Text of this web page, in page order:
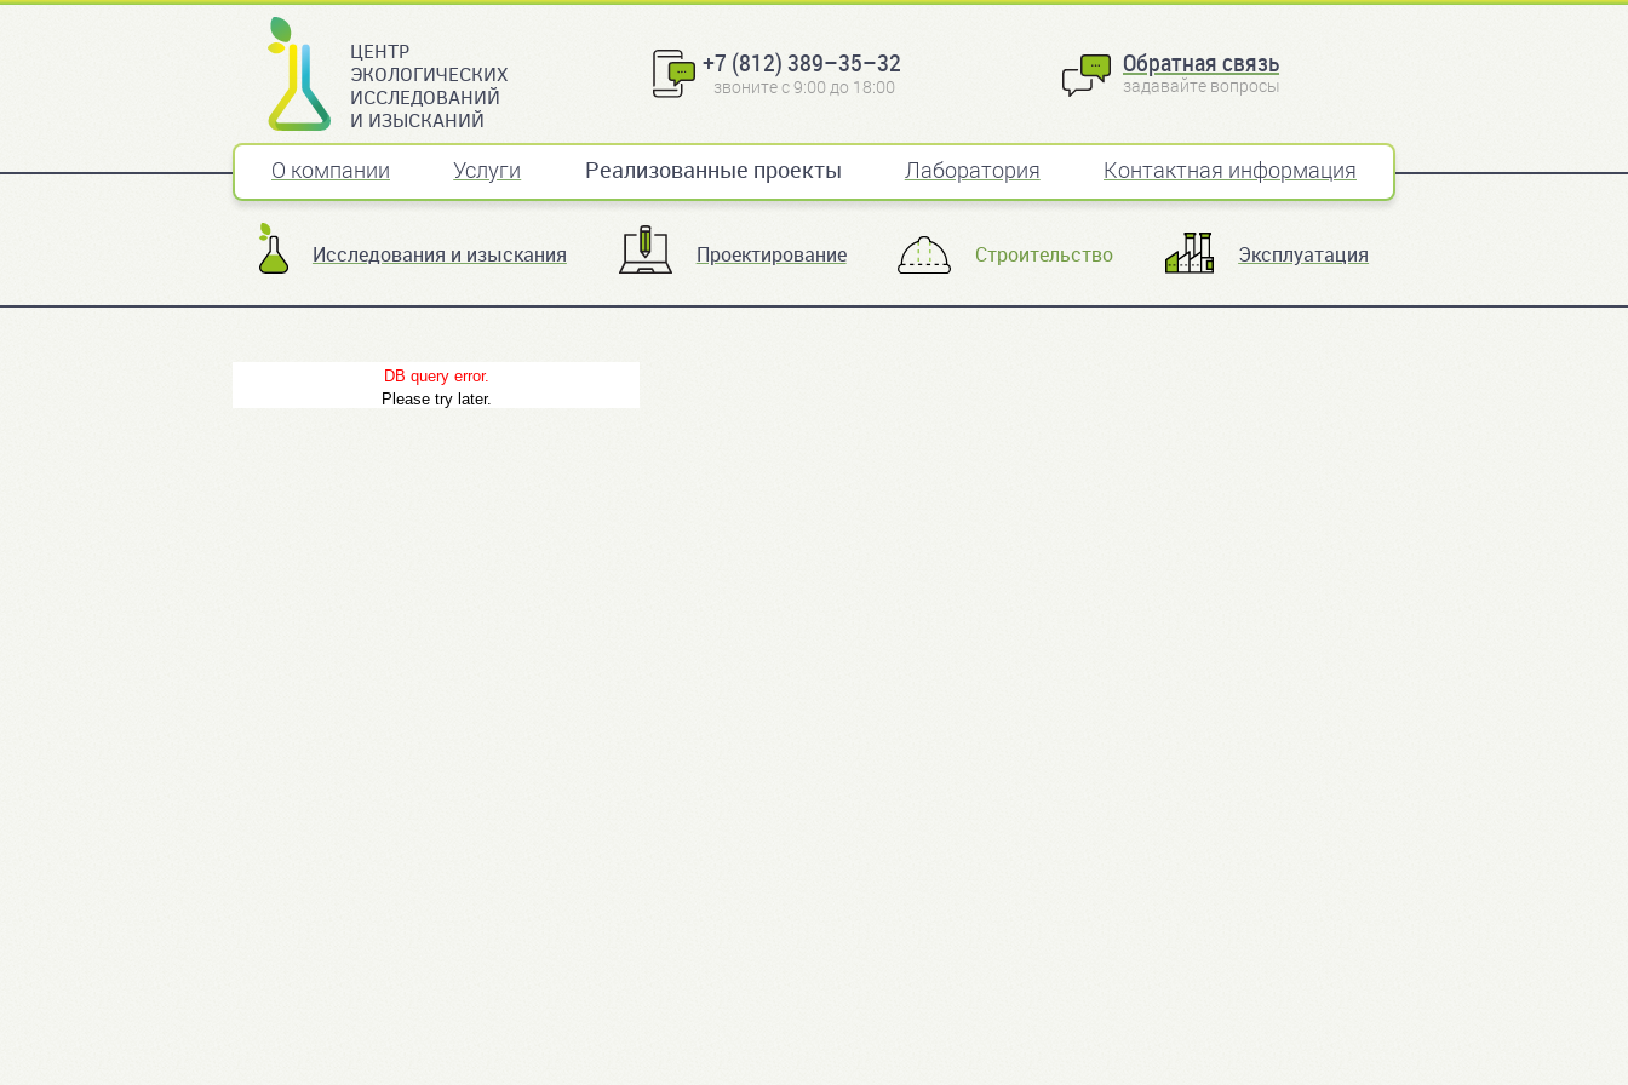
ЦЕНТР
ЭКОЛОГИЧЕСКИХ
ИССЛЕДОВАНИЙ
И ИЗЫСКАНИЙ
+7 (812) 389–35–32
звоните с 9:00 до 18:00
Обратная связь
задавайте вопросы
О компании Услуги Реализованные проекты Лаборатория Контактная информация
Исследования и изыскания Проектирование Строительство Эксплуатация
DB query error.
Please try later.